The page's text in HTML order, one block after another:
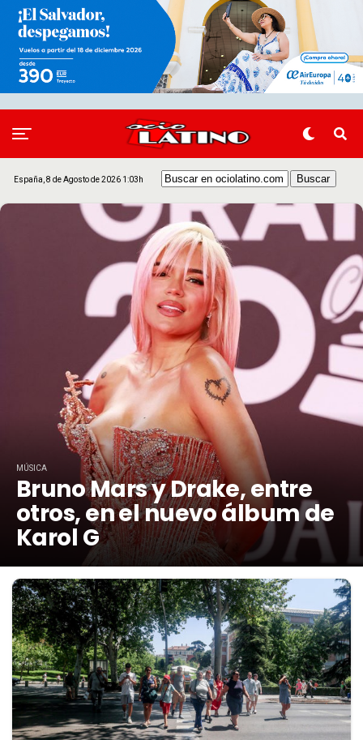
España, 8 de Agosto de 2026 1:03h
MÚSICA
Bruno Mars y Drake, entre
otros, en el nuevo álbum de
Karol G